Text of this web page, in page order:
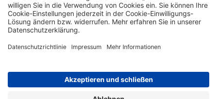
Impressum Datenschutz Barrierefreiheit